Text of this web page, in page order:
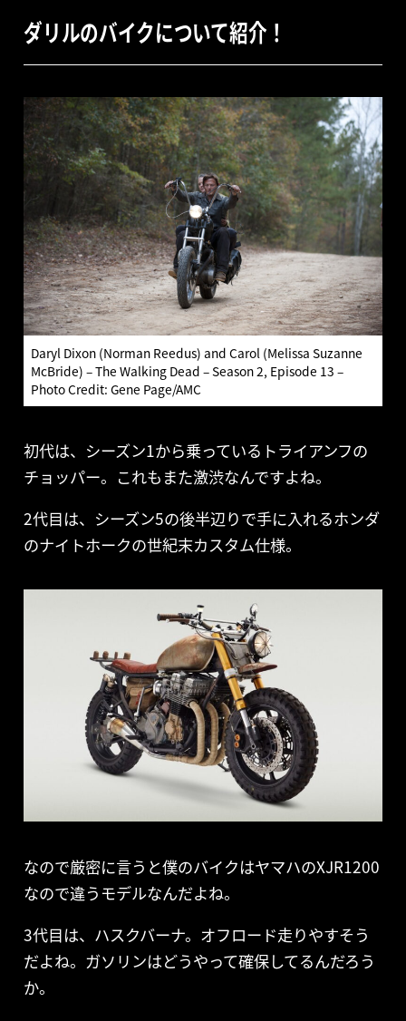
ダリルのバイクについて紹介！
Daryl Dixon (Norman Reedus) and Carol (Melissa Suzanne
McBride) – The Walking Dead – Season 2, Episode 13 –
Photo Credit: Gene Page/AMC
初代は、シーズン1から乗っているトライアンフの
チョッパー。これもまた激渋なんですよね。
2代目は、シーズン5の後半辺りで手に入れるホンダ
のナイトホークの世紀末カスタム仕様。
なので厳密に言うと僕のバイクはヤマハのXJR1200
なので違うモデルなんだよね。
3代目は、ハスクバーナ。オフロード走りやすそう
だよね。ガソリンはどうやって確保してるんだろう
か。